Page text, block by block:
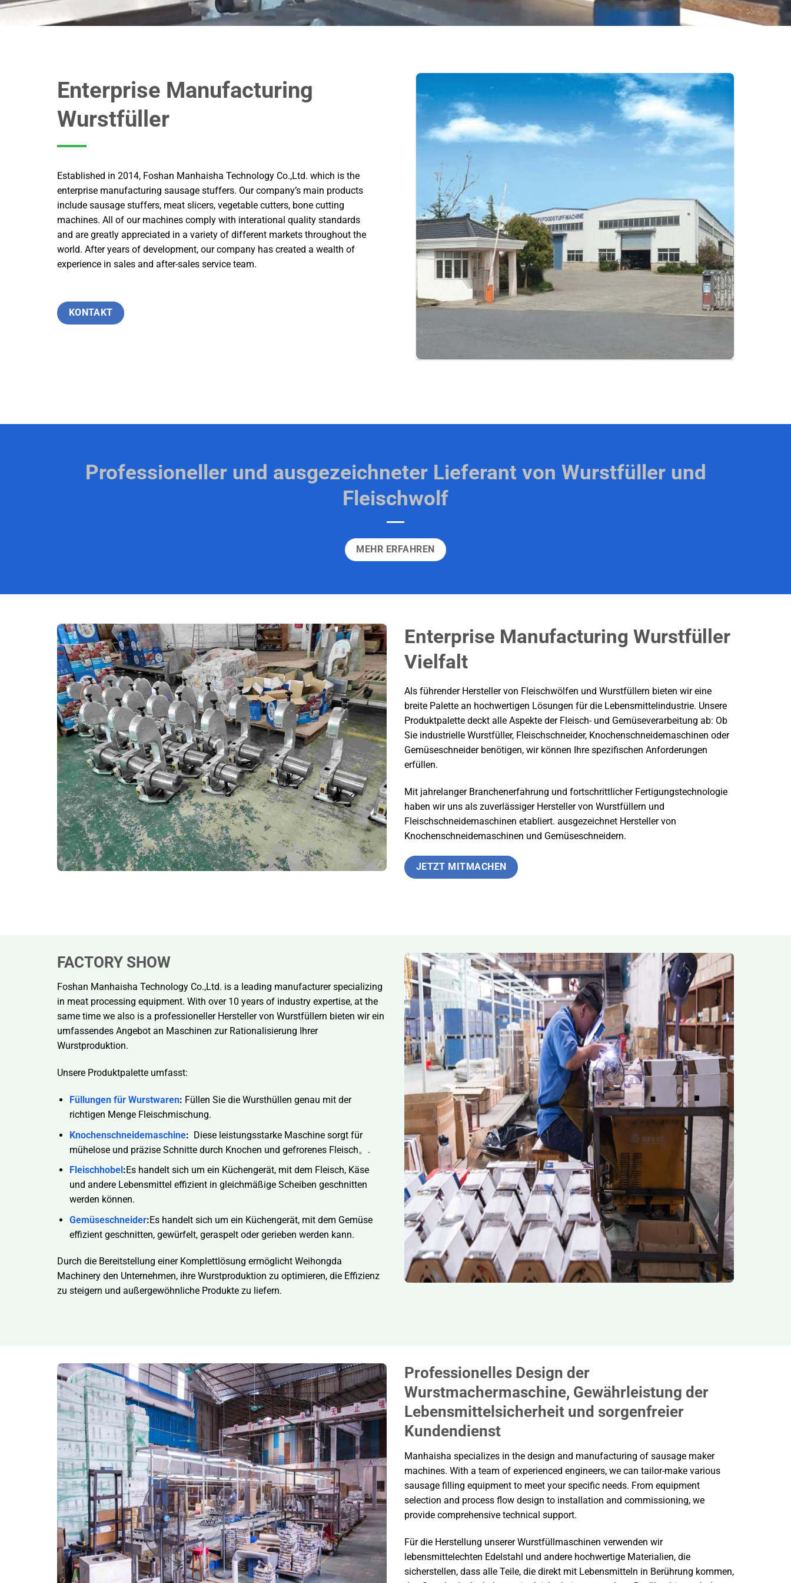
Enterprise Manufacturing
Wurstfüller
Established in 2014, Foshan Manhaisha Technology Co.,Ltd. which is the
enterprise manufacturing sausage stuffers. Our company’s main products
include sausage stuffers, meat slicers, vegetable cutters, bone cutting
machines. All of our machines comply with interational quality standards
and are greatly appreciated in a variety of different markets throughout the
world. After years of development, our company has created a wealth of
experience in sales and after-sales service team.
KONTAKT
Professioneller und ausgezeichneter Lieferant von Wurstfüllerund
Fleischwolf
MEHR ERFAHREN
Enterprise Manufacturing Wurstfüller
Vielfalt
Als führender Hersteller von Fleischwölfen und Wurstfüllern bieten wir eine
breite Palette an hochwertigen Lösungen für die Lebensmittelindustrie. Unsere
Produktpalette deckt alle Aspekte der Fleisch- und Gemüseverarbeitung ab: Ob
Sie industrielle Wurstfüller, Fleischschneider, Knochenschneidemaschinen oder
Gemüseschneider benötigen, wir können Ihre spezifischen Anforderungen
erfüllen.
Mit jahrelanger Branchenerfahrung und fortschrittlicher Fertigungstechnologie
haben wir uns als zuverlässiger Hersteller von Wurstfüllern und
Fleischschneidemaschinen etabliert. ausgezeichnet Hersteller von
Knochenschneidemaschinen und Gemüseschneidern.
JETZT MITMACHEN
FACTORY SHOW
Foshan Manhaisha Technology Co.,Ltd. is a leading manufacturer specializing
in meat processing equipment. With over 10 years of industry expertise, at the
same time we also is a professioneller Hersteller von Wurstfüllern bieten wir ein
umfassendes Angebot an Maschinen zur Rationalisierung Ihrer
Wurstproduktion.
Unsere Produktpalette umfasst:
Füllungen für Wurstwaren: Füllen Sie die Wursthüllen genau mit der
richtigen Menge Fleischmischung.
Knochenschneidemaschine: Diese leistungsstarke Maschine sorgt für
mühelose und präzise Schnitte durch Knochen und gefrorenes Fleisch。.
Fleischhobel:Es handelt sich um ein Küchengerät, mit dem Fleisch, Käse
und andere Lebensmittel effizient in gleichmäßige Scheiben geschnitten
werden können.
Gemüseschneider:Es handelt sich um ein Küchengerät, mit dem Gemüse
effizient geschnitten, gewürfelt, geraspelt oder gerieben werden kann.
Durch die Bereitstellung einer Komplettlösung ermöglicht Weihongda
Machinery den Unternehmen, ihre Wurstproduktion zu optimieren, die Effizienz
zu steigern und außergewöhnliche Produkte zu liefern.
Professionelles Design der
Wurstmachermaschine, Gewährleistung der
Lebensmittelsicherheit und sorgenfreier
Kundendienst
Manhaisha specializes in the design and manufacturing of sausage maker
machines. With a team of experienced engineers, we can tailor-make various
sausage filling equipment to meet your specific needs. From equipment
selection and process flow design to installation and commissioning, we
provide comprehensive technical support.
Für die Herstellung unserer Wurstfüllmaschinen verwenden wir
lebensmittelechten Edelstahl und andere hochwertige Materialien, die
sicherstellen, dass alle Teile, die direkt mit Lebensmitteln in Berührung kommen,